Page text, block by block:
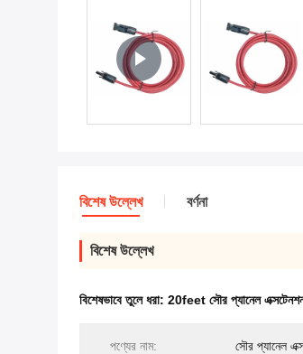
বিশেষ উল্লেখ বর্ণনা
বিশেষ উল্লেখ
বিশেষভাবে তুলে ধরা: 20feet সৌর প্যানেল
পণ্যের নাম: সৌর প্যানেল